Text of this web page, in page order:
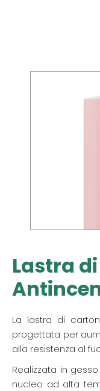
Lastra
La lastra di
progettata per
alla resistenza al
Realizzata in
nucleo ad alta